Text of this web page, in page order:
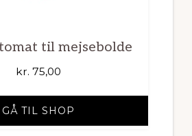
til mejsebolde
kr. 75,00
GÅ TIL SHOP